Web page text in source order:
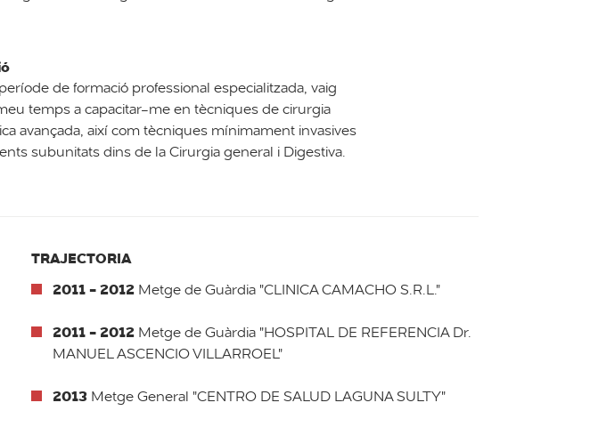
de formació professional especialitzada, vaig
temps a capacitar-me en tècniques de cirurgia
avançada, així com tècniques mínimament invasives
subunitats dins de la Cirurgia general i Digestiva.
TRAJECTORIA
2011 - 2012 Metge de Guàrdia "CLINICA CAMACHO S.R.L."
2011 - 2012 Metge de Guàrdia "HOSPITAL DE REFERENCIA Dr.
MANUEL ASCENCIO VILLARROEL"
2013 Metge General "CENTRO DE SALUD LAGUNA SULTY"